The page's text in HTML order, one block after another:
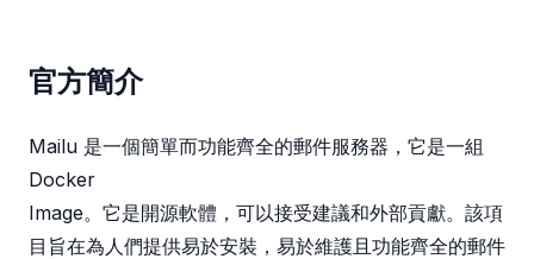
官方簡介
Mailu 是一個簡單而功能齊全的郵件服務器，它是一組
Docker
Image。它是開源軟體，可以接受建議和外部貢獻。該項
目旨在為人們提供易於安裝，易於維護且功能齊全的郵件